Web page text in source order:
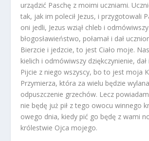
urządzić Paschę z moimi uczniami.
tak, jak im polecił Jezus, i przygotowali
oni jedli, Jezus wziął chleb i odmówiwszy
błogosławieństwo, połamał i dał
Bierzcie i jedzcie, to jest Ciało moje.
kielich i odmówiwszy dziękczynienie,
Pijcie z niego wszyscy, bo to jest moja
Przymierza, która za wielu będzie
odpuszczenie grzechów. Lecz
nie będę już pił z tego owocu winnego
owego dnia, kiedy pić go będę z wami
królestwie Ojca mojego.